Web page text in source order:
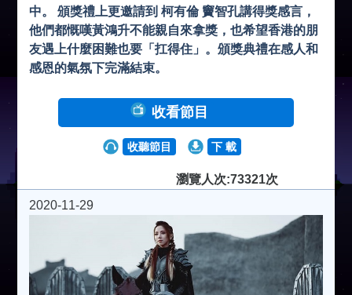
中。 頒獎禮上更邀請到 柯有倫 竇智孔講得獎感言，
他們都慨嘆黃鴻升不能親自來拿獎，也希望香港的朋
友遇上什麼困難也要「扛得住」。頒獎典禮在感人和
感恩的氣氛下完滿結束。
收看節目
收聽節目 下 載
瀏覽人次:73321次
2020-11-29